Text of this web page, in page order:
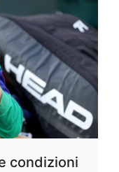
condizioni